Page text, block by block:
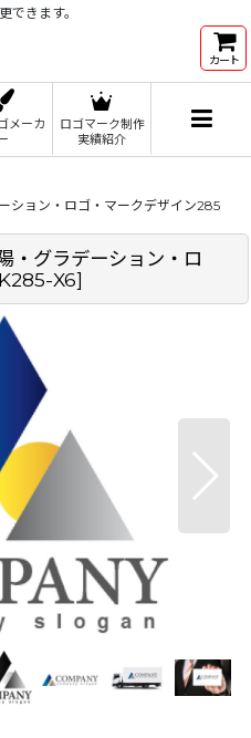
できます。
カート
メーカ
ロゴマーク制作
実績紹介
ション・ロゴ・マークデザイン285
・グラデーション・ロ
X6]